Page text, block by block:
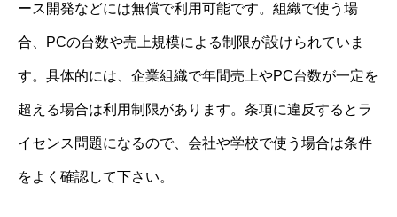
ース開発などには無償で利用可能です。組織で使う場
合、PCの台数や売上規模による制限が設けられていま
す。具体的には、企業組織で年間売上やPC台数が一定を
超える場合は利用制限があります。条項に違反するとラ
イセンス問題になるので、会社や学校で使う場合は条件
をよく確認して下さい。